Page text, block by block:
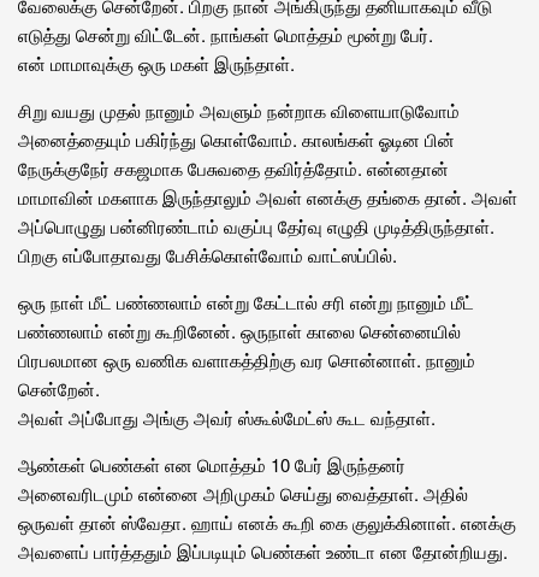
வேலைக்கு சென்றேன். பிறகு நான் அங்கிருந்து தனியாகவும் வீடு
எடுத்து சென்று விட்டேன். நாங்கள் மொத்தம் மூன்று பேர்.
என் மாமாவுக்கு ஒரு மகள் இருந்தாள்.
சிறு வயது முதல் நானும் அவளும் நன்றாக விளையாடுவோம்
அனைத்தையும் பகிர்ந்து கொள்வோம். காலங்கள் ஓடின பின்
நேருக்குநேர் சகஜமாக பேசுவதை தவிர்த்தோம். என்னதான்
மாமாவின் மகளாக இருந்தாலும் அவள் எனக்கு தங்கை தான். அவள்
அப்பொழுது பன்னிரண்டாம் வகுப்பு தேர்வு எழுதி முடித்திருந்தாள்.
பிறகு எப்போதாவது பேசிக்கொள்வோம் வாட்ஸப்பில்.
ஒரு நாள் மீட் பண்ணலாம் என்று கேட்டால் சரி என்று நானும் மீட்
பண்ணலாம் என்று கூறினேன். ஒருநாள் காலை சென்னையில்
பிரபலமான ஒரு வணிக வளாகத்திற்கு வர சொன்னாள். நானும்
சென்றேன்.
அவள் அப்போது அங்கு அவர் ஸ்கூல்மேட்ஸ் கூட வந்தாள்.
ஆண்கள் பெண்கள் என மொத்தம் 10 பேர் இருந்தனர்
அனைவரிடமும் என்னை அறிமுகம் செய்து வைத்தாள். அதில்
ஒருவள் தான் ஸ்வேதா. ஹாய் எனக் கூறி கை குலுக்கினாள். எனக்கு
அவளைப் பார்த்ததும் இப்படியும் பெண்கள் உண்டா என தோன்றியது.